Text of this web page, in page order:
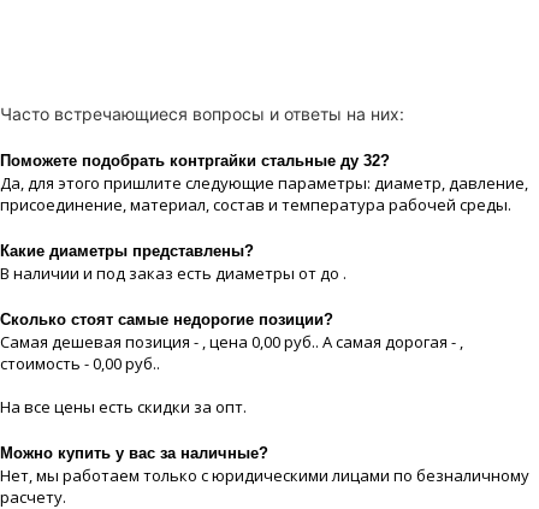
Часто встречающиеся вопросы и ответы на них:
Поможете подобрать контргайки стальные ду 32?
Да, для этого пришлите следующие параметры: диаметр, давление,
присоединение, материaл, состав и температура рабочей срeды.
Какие диaметры представлены?
В наличии и под заказ есть диaметры от до .
Сколько стоят самые недорогие позиции?
Самая дешевая позиция - , цeна 0,00 руб.. А самая дорогая - ,
стоимость - 0,00 руб..
На все цeны есть скидки за опт.
Можно купить у вас за наличные?
Нет, мы работаем только с юридическими лицами по безналичному
расчету.